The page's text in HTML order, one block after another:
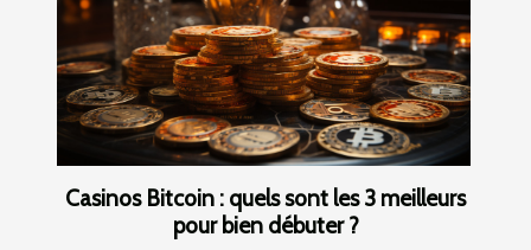
Casinos Bitcoin : quels sont les 3 meilleurs
pour bien débuter ?